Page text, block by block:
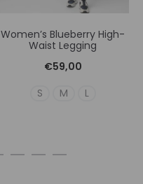
Women’s Blueberry High-
Waist Legging
€59,00
S
M L